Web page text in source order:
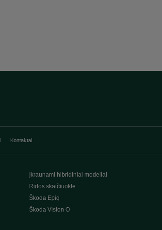
Kontaktai
Įkraunami hibridiniai modeliai
Ridos skaičiuoklė
Škoda Epiq
Škoda Vision O